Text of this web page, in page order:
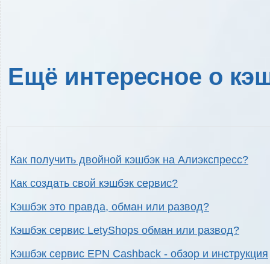
Ещё интересное о
Как получить двойной кэшбэк на Алиэкспресс?
Как создать свой кэшбэк сервис?
Кэшбэк это правда, обман или развод?
Кэшбэк сервис LetyShops обман или развод?
Кэшбэк сервис EPN Cashback - обзор и инструкция